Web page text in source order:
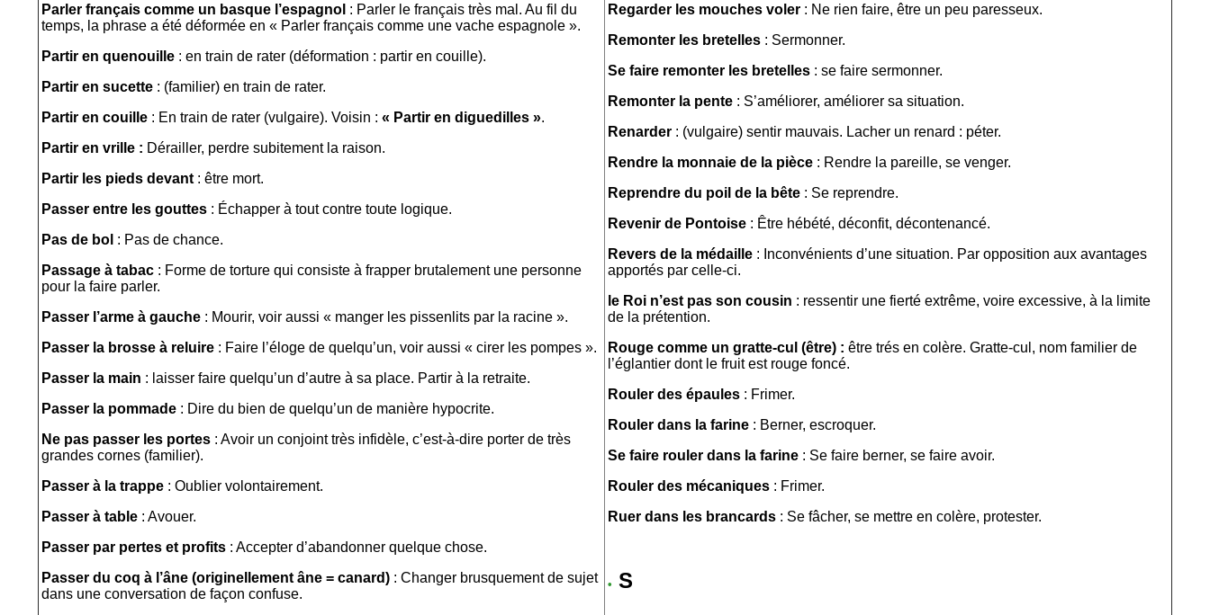
Parler français comme un basque l’espagnol : Parler le français très mal. Au fil du
temps, la phrase a été déformée en « Parler français comme une vache espagnole ».
Partir en quenouille : en train de rater (déformation : partir en couille).
Partir en sucette : (familier) en train de rater.
Partir en couille : En train de rater (vulgaire). Voisin : « Partir en diguedilles ».
Partir en vrille : Dérailler, perdre subitement la raison.
Partir les pieds devant : être mort.
Passer entre les gouttes : Échapper à tout contre toute logique.
Pas de bol : Pas de chance.
Passage à tabac : Forme de torture qui consiste à frapper brutalement une personne
pour la faire parler.
Passer l’arme à gauche : Mourir, voir aussi « manger les pissenlits par la racine ».
Passer la brosse à reluire : Faire l’éloge de quelqu’un, voir aussi « cirer les pompes ».
Passer la main : laisser faire quelqu’un d’autre à sa place. Partir à la retraite.
Passer la pommade : Dire du bien de quelqu’un de manière hypocrite.
Ne pas passer les portes : Avoir un conjoint très infidèle, c’est-à-dire porter de très
grandes cornes (familier).
Passer à la trappe : Oublier volontairement.
Passer à table : Avouer.
Passer par pertes et profits : Accepter d’abandonner quelque chose.
Passer du coq à l’âne (originellement âne = canard) : Changer brusquement de sujet
dans une conversation de façon confuse.
Regarder les mouches voler : Ne rien faire, être un peu paresseux.
Remonter les bretelles : Sermonner.
Se faire remonter les bretelles : se faire sermonner.
Remonter la pente : S’améliorer, améliorer sa situation.
Renarder : (vulgaire) sentir mauvais. Lacher un renard : péter.
Rendre la monnaie de la pièce : Rendre la pareille, se venger.
Reprendre du poil de la bête : Se reprendre.
Revenir de Pontoise : Être hébété, déconfit, décontenancé.
Revers de la médaille : Inconvénients d’une situation. Par opposition aux avantages
apportés par celle-ci.
le Roi n’est pas son cousin : ressentir une fierté extrême, voire excessive, à la limite
de la prétention.
Rouge comme un gratte-cul (être) : être trés en colère. Gratte-cul, nom familier de
l’églantier dont le fruit est rouge foncé.
Rouler des épaules : Frimer.
Rouler dans la farine : Berner, escroquer.
Se faire rouler dans la farine : Se faire berner, se faire avoir.
Rouler des mécaniques : Frimer.
Ruer dans les brancards : Se fâcher, se mettre en colère, protester.
• S